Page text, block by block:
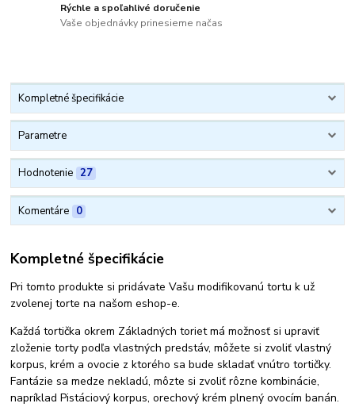
Rýchle a spoľahlivé doručenie
Vaše objednávky prinesieme načas
Kompletné špecifikácie
Parametre
Hodnotenie 27
Komentáre 0
Kompletné špecifikácie
Pri tomto produkte si pridávate Vašu modifikovanú tortu k už
zvolenej torte na našom eshop-e.
Každá tortička okrem Základných toriet má možnosť si upraviť
zloženie torty podľa vlastných predstáv, môžete si zvoliť vlastný
korpus, krém a ovocie z ktorého sa bude skladať vnútro tortičky.
Fantázie sa medze nekladú, môzte si zvoliť rôzne kombinácie,
napríklad Pistáciový korpus, orechový krém plnený ovocím banán.